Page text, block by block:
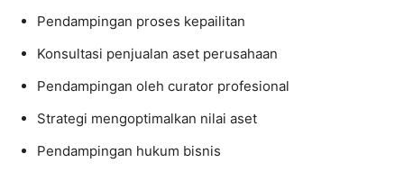
Pendampingan proses kepailitan
Konsultasi penjualan aset perusahaan
Pendampingan oleh curator profesional
Strategi mengoptimalkan nilai aset
Pendampingan hukum bisnis